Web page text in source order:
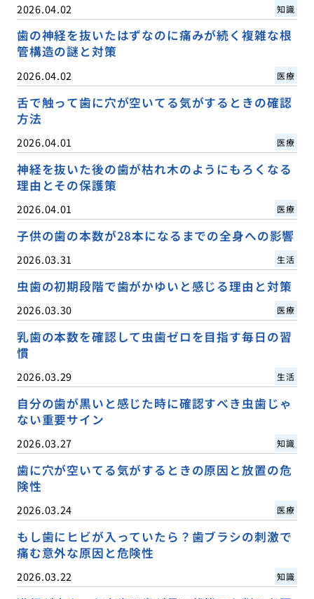
2026.04.02 知識
歯の神経を抜いたはずなのに痛みが続く複雑な根
管構造の謎と対策
2026.04.02 医療
舌で触って歯に穴が空いてる気がするときの確認
方法
2026.04.01 医療
神経を抜いた後の歯が枯れ木のようにもろくなる
理由とその保護策
2026.04.01 医療
子供の歯の本数が28本になるまでの全身への影響
2026.03.31 生活
虫歯の初期段階で歯がかゆいと感じる理由と対策
2026.03.30 医療
乳歯の本数を確認して虫歯ゼロを目指す毎日の習
慣
2026.03.29 生活
自分の歯が黒いと感じた時に確認すべき虫歯じゃ
ない重要サイン
2026.03.27 知識
歯に穴が空いてる気がするときの原因と放置の危
険性
2026.03.24 医療
もし歯にヒビが入っていたら？歯ブラシの刺激で
痛む意外な原因と危険性
2026.03.22 知識